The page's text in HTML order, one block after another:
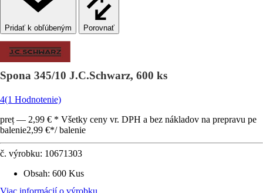
Porovnať
Spona 345/10 J.C.Schwarz, 600 ks
4(1 Hodnotenie)
preț — 2,99 € * Všetky ceny vr. DPH a bez nákladov na prepravu pe
balenie2,99 €*/ balenie
č. výrobku: 10671303
Obsah: 600 Kus
Viac informácií o výrobku